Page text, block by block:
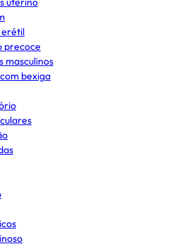
erétil
precoce
masculinos
bexiga